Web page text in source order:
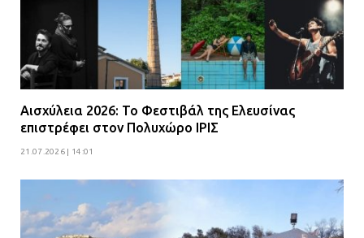
Αισχύλεια 2026: Το Φεστιβάλ της Ελευσίνας
επιστρέφει στον Πολυχώρο ΙΡΙΣ
21.07.2026 | 14:01